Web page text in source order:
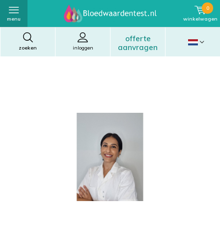
zoeken
offerte
aanvragen
inloggen
menu winkelwagen
0